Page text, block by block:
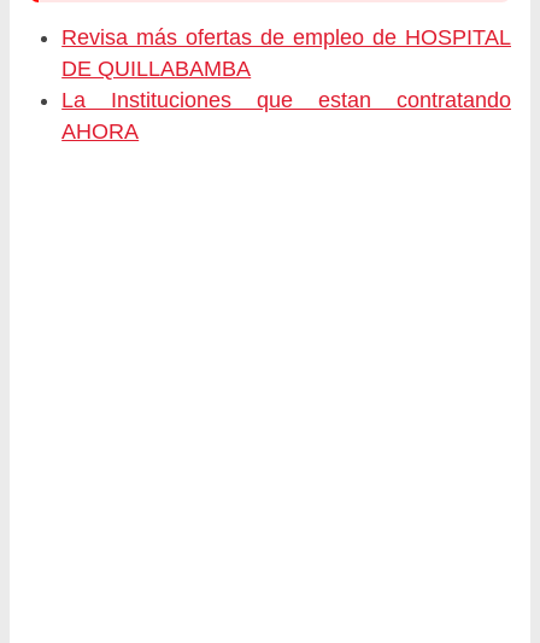
Revisa más ofertas de empleo de HOSPITAL
DE QUILLABAMBA
La Instituciones que estan contratando
AHORA